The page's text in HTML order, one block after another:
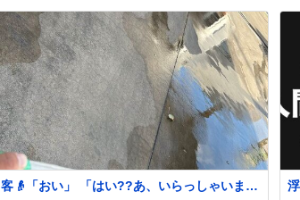
ったかな
数
ス
ト
数
ね
数
数
客👴「おい」 「はい??あ、いらっしゃいま